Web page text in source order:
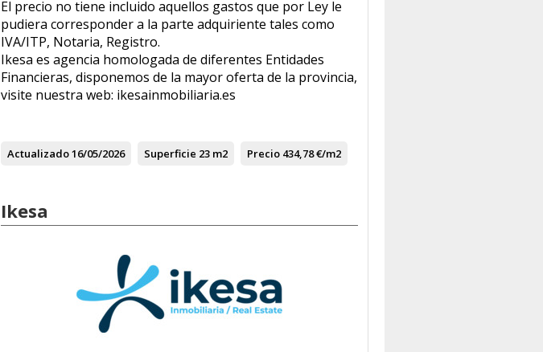
El precio no tiene incluido aquellos gastos que por Ley le
pudiera corresponder a la parte adquiriente tales como
IVA/ITP, Notaria, Registro.
Ikesa es agencia homologada de diferentes Entidades
Financieras, disponemos de la mayor oferta de la provincia,
visite nuestra web: ikesainmobiliaria.es
Actualizado16/05/2026 Superficie 23 m2 Precio 434,78 €/m2
Ikesa